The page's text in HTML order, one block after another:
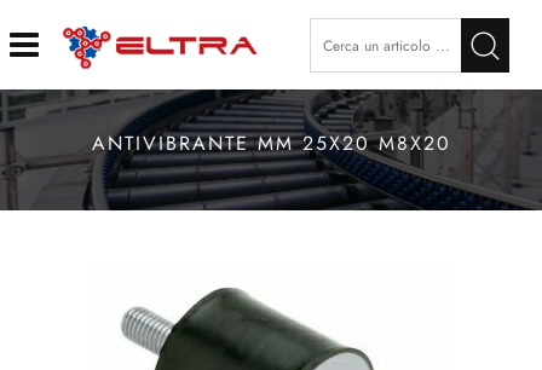
Open
ANTIVIBRANTE MM 25X20 M8X20